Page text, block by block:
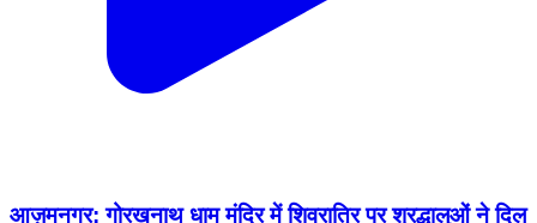
आज़मनगर: गोरखनाथ धाम मंदिर में शिवरात्रि पर श्रद्धालुओं ने दिल